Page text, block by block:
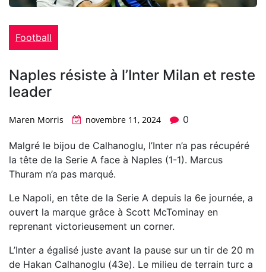
Football
Naples résiste à l’Inter Milan et reste
leader
Maren Morris novembre 11, 2024 0
Malgré le bijou de Calhanoglu, l’Inter n’a pas récupéré
la tête de la Serie A face à Naples (1-1). Marcus
Thuram n’a pas marqué.
Le Napoli, en tête de la Serie A depuis la 6e journée, a
ouvert la marque grâce à Scott McTominay en
reprenant victorieusement un corner.
L’Inter a égalisé juste avant la pause sur un tir de 20 m
de Hakan Calhanoglu (43e). Le milieu de terrain turc a